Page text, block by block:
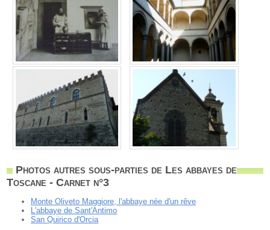
Photos autres sous-parties de Les abbayes de
Toscane - Carnet n°3
Monte Oliveto Maggiore, l'abbaye née d'un rêve
L'abbaye de Sant'Antimo
San Quirico d'Orcia